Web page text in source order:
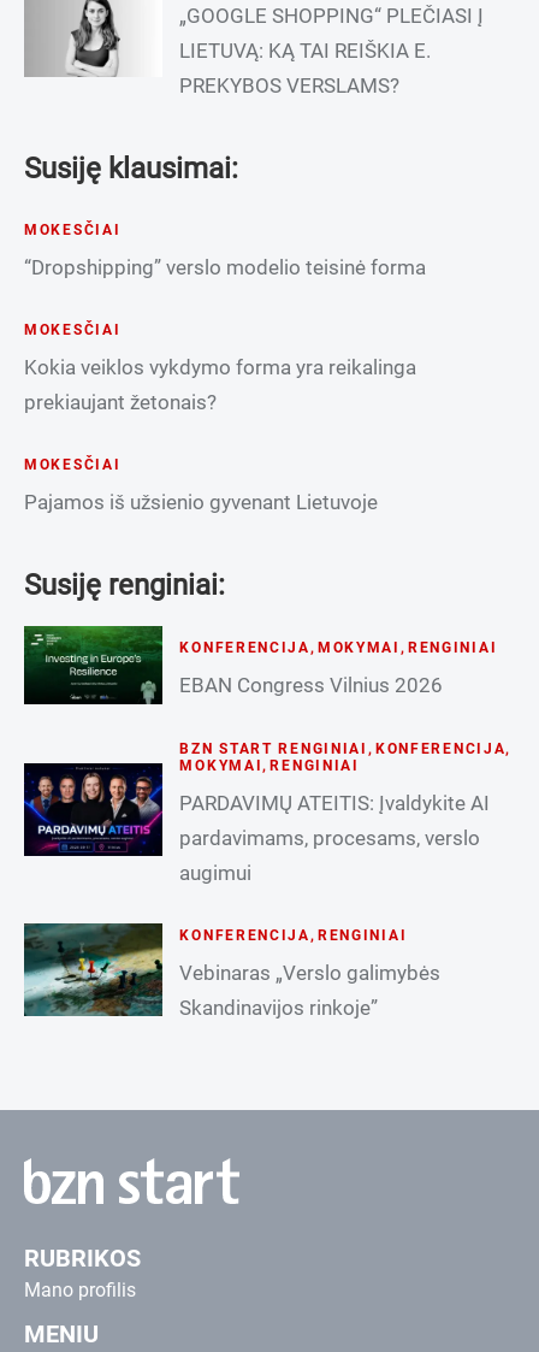
„GOOGLE SHOPPING“ PLEČIASI Į
LIETUVĄ: KĄ TAI REIŠKIA E.
PREKYBOS VERSLAMS?
Susiję klausimai:
MOKESČIAI
“Dropshipping” verslo modelio teisinė forma
MOKESČIAI
Kokia veiklos vykdymo forma yra reikalinga
prekiaujant žetonais?
MOKESČIAI
Pajamos iš užsienio gyvenant Lietuvoje
Susiję renginiai:
KONFERENCIJA , MOKYMAI , RENGINIAI
EBAN Congress Vilnius 2026
BZN START RENGINIAI , KONFERENCIJA,
MOKYMAI ,RENGINIAI
PARDAVIMŲ ATEITIS: Įvaldykite AI
pardavimams, procesams, verslo
augimui
KONFERENCIJA , RENGINIAI
Vebinaras „Verslo galimybės
Skandinavijos rinkoje”
RUBRIKOS
Mano profilis
MENIU